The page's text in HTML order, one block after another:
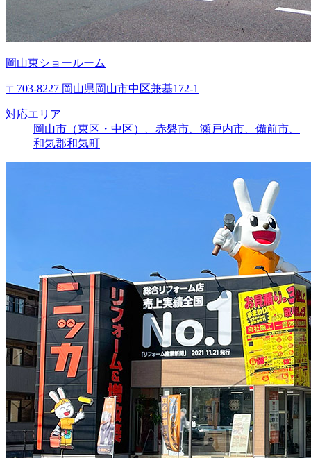
岡山東ショールーム
〒703-8227 岡山県岡山市中区兼基172-1
対応エリア
岡山市（東区・中区）、赤磐市、瀬戸内市、備前市、
和気郡和気町